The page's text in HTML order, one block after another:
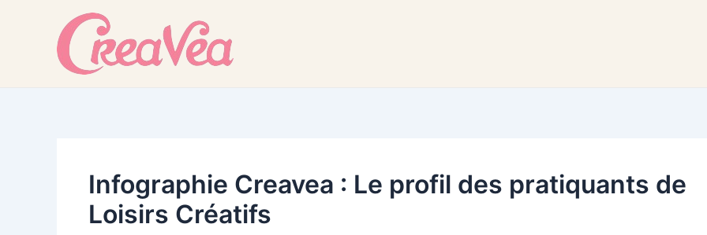
Infographie Creavea : Le profil des pratiquants de
Loisirs Créatifs